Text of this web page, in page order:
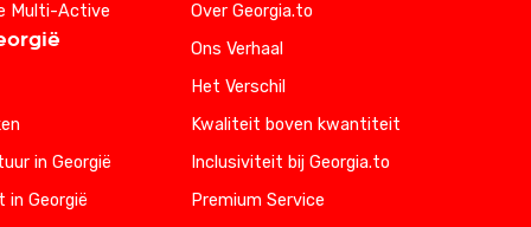
Multi-Active
in Georgië
in Georgië
Over Georgia.to
Ons Verhaal
Het Verschil
Kwaliteit boven kwantiteit
Inclusiviteit bij Georgia.to
Premium Service